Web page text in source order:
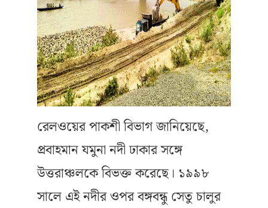
রেলওয়ের পাকশী বিভাগ জানিয়েছে,
প্রবাহমান যমুনা নদী ঢাকার সঙ্গে
উত্তরাঞ্চলকে বিভক্ত করেছে। ১৯৯৮
সালে এই নদীর ওপর বঙ্গবন্ধু সেতু চালুর